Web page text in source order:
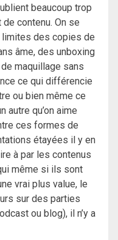
beaucoup trop
contenu. On se
des copies de
âme, des unboxing
maquillage sans
ce qui différencie
ou bien même ce
autre qu’on aime
ces formes de
étayées il y en
à par les contenus
même si ils sont
vrai plus value, le
sur des parties
ou blog), il n’y a